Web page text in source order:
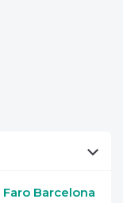
Faro Barcelona